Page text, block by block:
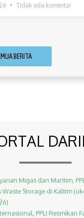
Tidak ada komentar
BERITA
Migas dan Maritim,
Waste Storage di Kaltim
PPLI Resmikan